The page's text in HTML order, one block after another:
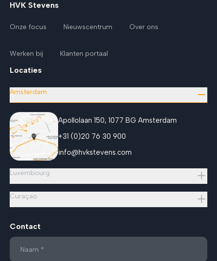
HVK Stevens
Onze focus Nieuwscentrum Over ons
Werken bij Klanten portaal
Locaties
Amsterdam
Apollolaan 150, 1077 BG Amsterdam
+31 (0)20 76 30 900
info@hvkstevens.com
Luxembourg
Curaçao
Contact